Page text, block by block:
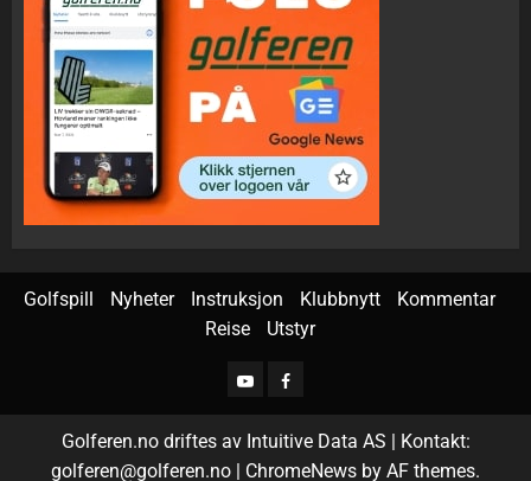
Golfspill Nyheter Instruksjon Klubbnytt
Kommentar
Reise
Utstyr
Golferen.no driftes av Intuitive Data AS | Kontakt:
golferen@golferen.no | ChromeNews by AF themes.